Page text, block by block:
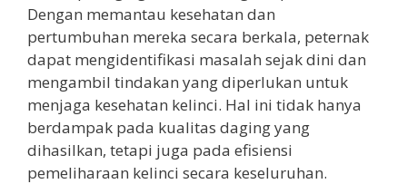
Dengan memantau kesehatan dan
pertumbuhan mereka secara berkala, peternak
dapat mengidentifikasi masalah sejak dini dan
mengambil tindakan yang diperlukan untuk
menjaga kesehatan kelinci. Hal ini tidak hanya
berdampak pada kualitas daging yang
dihasilkan, tetapi juga pada efisiensi
pemeliharaan kelinci secara keseluruhan.